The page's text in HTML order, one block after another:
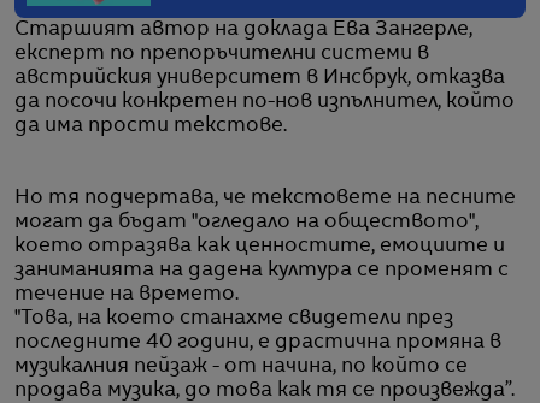
Старшият автор на доклада Ева Зангерле,
експерт по препоръчителни системи в
австрийския университет в Инсбрук, отказва
да посочи конкретен по-нов изпълнител, който
да има прости текстове.
Но тя подчертава, че текстовете на песните
могат да бъдат "огледало на обществото",
което отразява как ценностите, емоциите и
заниманията на дадена култура се променят с
течение на времето.
"Това, на което станахме свидетели през
последните 40 години, е драстична промяна в
музикалния пейзаж - от начина, по който се
продава музика, до това как тя се произвежда”.